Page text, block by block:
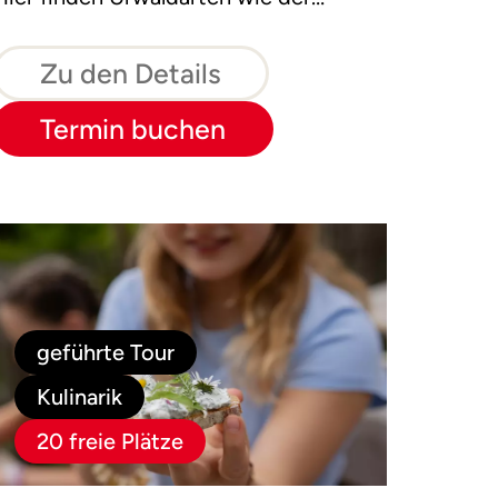
ein Zuhause.
Zu den Details
Termin buchen
geführte Tour
Kulinarik
20 freie Plätze